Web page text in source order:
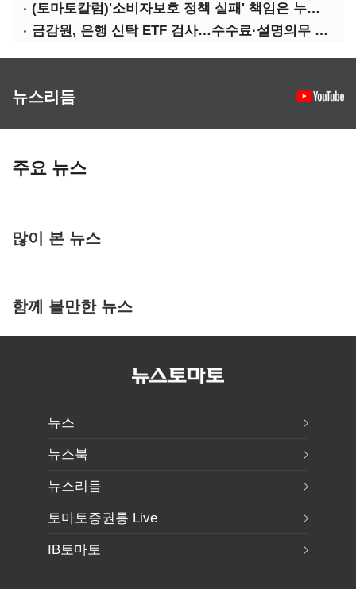
(토마토칼럼)'소비자보호 정책 실패' 책임은 누가 지나
금감원, 은행 신탁 ETF 검사…수수료·설명의무 정조준
뉴스리듬
주요 뉴스
많이 본 뉴스
함께 볼만한 뉴스
뉴스
뉴스북
뉴스리듬
토마토증권통 Live
IB토마토